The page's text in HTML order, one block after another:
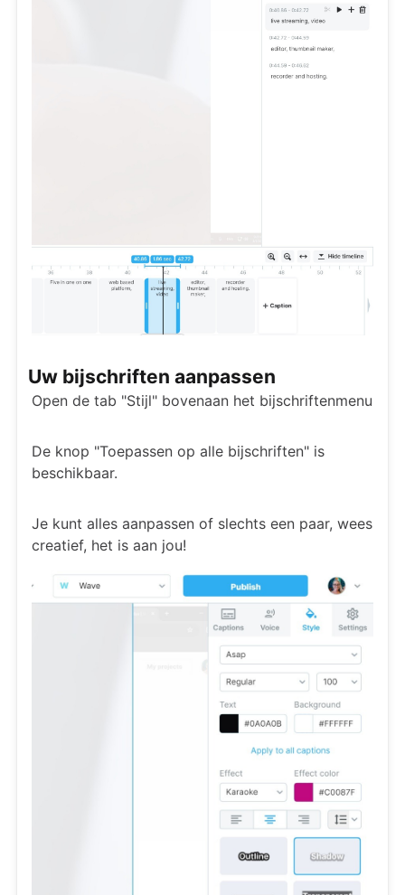
Uw bijschriften aanpassen
Open de tab "Stijl" bovenaan het bijschriftenmenu
De knop "Toepassen op alle bijschriften" is
beschikbaar.
Je kunt alles aanpassen of slechts een paar, wees
creatief, het is aan jou!